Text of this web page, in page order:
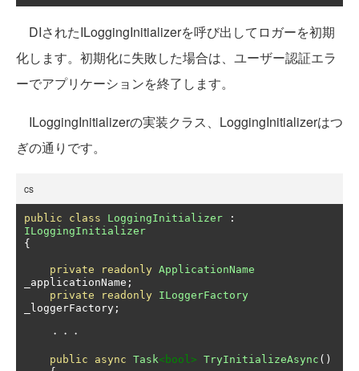
DIされたILoggingInitializerを呼び出してロガーを初期
化します。初期化に失敗した場合は、ユーザー認証エラ
ーでアプリケーションを終了します。
ILoggingInitializerの実装クラス、LoggingInitializerはつ
ぎの通りです。
cs
public class LoggingInitializer
:
ILoggingInitializer
{
private readonly ApplicationName
_applicationName ;
private
readonly
ILoggerFactory
_loggerFactory ;
・・・
public async Task<bool> TryInitializeAsync ()